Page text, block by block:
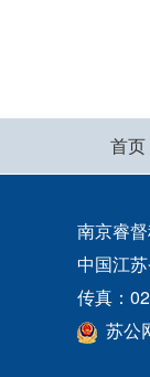
首页
南京睿
中国江
传真：
苏公